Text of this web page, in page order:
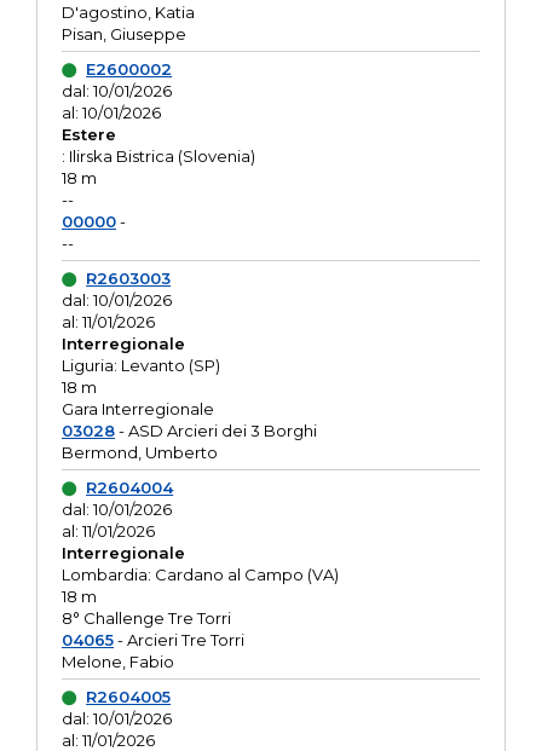
D'agostino, Katia
Pisan, Giuseppe
E2600002
dal: 10/01/2026
al: 10/01/2026
Estere
: Ilirska Bistrica (Slovenia)
18 m
--
00000-
--
R2603003
dal: 10/01/2026
al: 11/01/2026
Interregionale
Liguria: Levanto (SP)
18 m
Gara Interregionale
03028- ASD Arcieri dei 3 Borghi
Bermond, Umberto
R2604004
dal: 10/01/2026
al: 11/01/2026
Interregionale
Lombardia: Cardano al Campo (VA)
18 m
8° Challenge Tre Torri
04065- Arcieri Tre Torri
Melone, Fabio
R2604005
dal: 10/01/2026
al: 11/01/2026